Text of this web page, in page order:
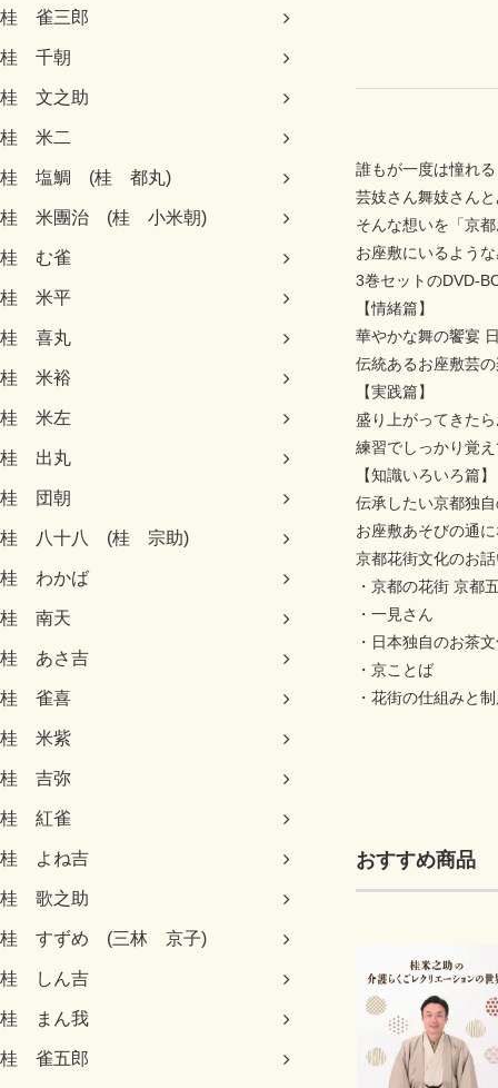
桂 雀三郎
桂 千朝
桂 文之助
桂 米二
桂 塩鯛 (桂 都丸)
桂 米團治 (桂 小米朝)
桂 む雀
桂 米平
桂 喜丸
桂 米裕
桂 米左
桂 出丸
桂 団朝
桂 八十八 (桂 宗助)
桂 わかば
桂 南天
桂 あさ吉
桂 雀喜
桂 米紫
桂 吉弥
桂 紅雀
桂 よね吉
桂 歌之助
桂 すずめ (三林 京子)
桂 しん吉
桂 まん我
桂 雀五郎
誰もが一度は憧れ
芸妓さん舞妓さん
そんな想いを「京
お座敷にいるよう
3巻セットのDVD-
【情緒篇】
華やかな舞の饗宴
伝統あるお座敷芸
【実践篇】
盛り上がってきた
練習でしっかり覚
【知識いろいろ篇】
伝承したい京都独
お座敷あそびの通
京都花街文化のお
・京都の花街 京都
・一見さん
・日本独自のお茶
・京ことば
・花街の仕組みと
おすすめ商品